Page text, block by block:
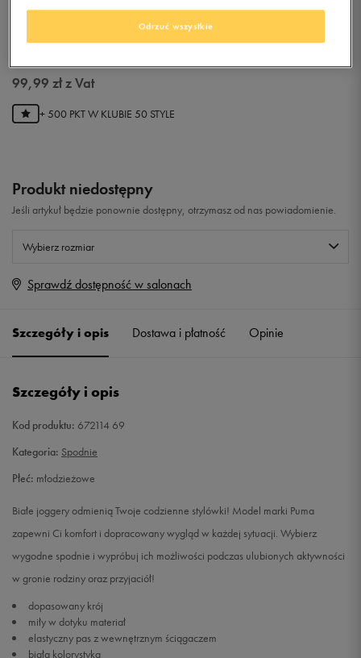
PUMA SPODNIE ESS+ FL CL
99,99 złz Vat
+ 500 PKT W KLUBIE 50 STYLE
Produkt niedostępny
Jeśli artykuł będzie ponownie dostępny, otrzymasz od nas powiadomienie.
Wybierz rozmiar
Rozmiary EU
164
Sprawdź dostępność w salonach
Szczegóły i opis Dostawa i płatność Opinie
Szczegóły i opis
Kod produktu: 672114 69
Kategoria: Spodnie
Płeć: młodzieżowe
Białe joggery odmienią Twoje codzienne stylówki! Model marki Puma
zapewni Ci komfort i dopracowany wygląd w każdej sytuacji. Wybierz
wygodne spodnie i wypróbuj ich możliwości podczas ulubionych aktywności
w gronie rodziny oraz przyjaciół!
dopasowany krój
miły w dotyku materiał
elastyczny pas z wewnętrznym ściągaczem
biała kolorystyka
Odrzuć wszystkie